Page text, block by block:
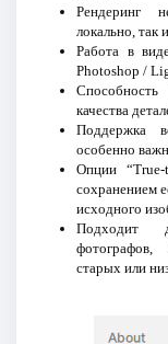
Рендеринг
локально, так
Работа в
Photoshop /
качества
Поддержка
особенно
Опции
сохранением
исходного
Подходит
фотографов,
старых или